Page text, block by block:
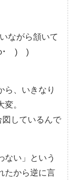
ながら頷いて
･´)ゞ)
ら、いきなり
。
しているんで
ない」という
たから逆に言